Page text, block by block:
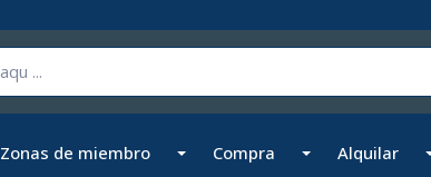
Zonas de miembro Compra Alquilar